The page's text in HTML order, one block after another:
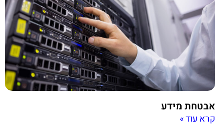
אבטחת מידע
קרא עוד »